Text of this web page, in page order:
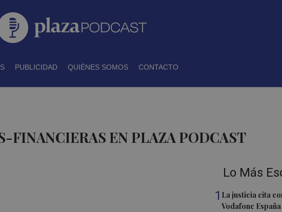
PUBLICIDAD QUIÉNES SOMOS CONTACTO
FINANCIERAS EN PLAZA PODCAST
Lo Más
1 La justicia cita
Vodafone